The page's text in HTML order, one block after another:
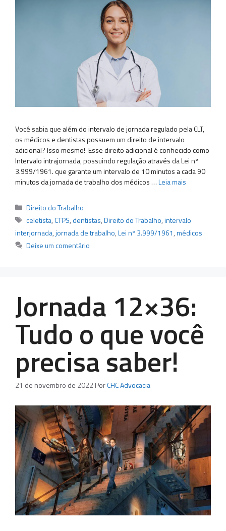
Você sabia que além do intervalo de jornada regulado pela CLT,
os médicos e dentistas possuem um direito de intervalo
adicional? Isso mesmo! Esse direito adicional é conhecido como
Intervalo intrajornada, possuindo regulação através da Lei nº
3.999/1961. que garante um intervalo de 10 minutos a cada 90
minutos da jornada de trabalho dos médicos …Leia mais
Categorias
Direito do Trabalho
Tags
celetista,CTPS,dentistas,Direito do Trabalho,intervalo
interjornada,jornada de trabalho,Lei nº 3.999/1961,médicos
Deixe um comentário
Jornada 12×36:
Tudo o que você
precisa saber!
21 de novembro de 2022PorCHC Advocacia